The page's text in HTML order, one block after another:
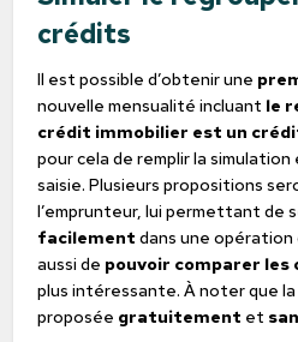
crédits
Il est possible d’obtenir une
nouvelle mensualité incluant le
crédit immobilier est un
pour cela de remplir la
saisie. Plusieurs propositions
l’emprunteur, lui permettant de
facilement dans une opération
aussi de pouvoir comparer
plus intéressante. À noter que
proposée gratuitement et